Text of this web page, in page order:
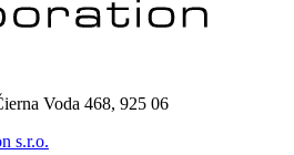
Voda 468, 925 06
s.r.o.